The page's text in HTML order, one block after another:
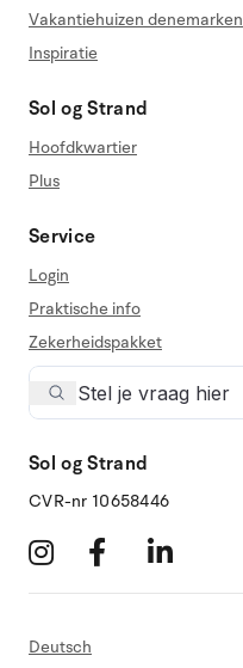
Vakantiehuizen denemarken
Inspiratie
Sol og Strand
Hoofdkwartier
Plus
Service
Login
Praktische info
Zekerheidspakket
Sol og Strand
CVR-nr 10658446
Deutsch